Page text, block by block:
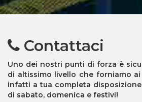
Contattaci
Uno dei nostri punti di forza è
di altissimo livello che forniamo
infatti a tua completa
di sabato, domenica e festivi!